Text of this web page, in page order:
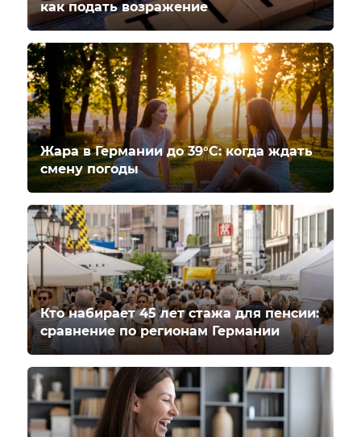
как подать возражение
Жара в Германии до 39°C: когда ждать
смену погоды
Кто набирает 45 лет стажа для пенсии:
сравнение по регионам Германии